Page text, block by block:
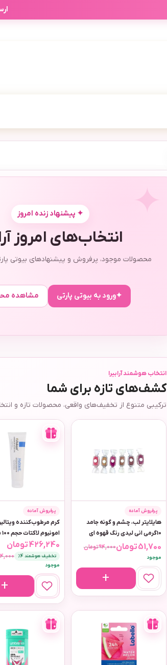
✦ پیشنهاد زنده امروز
انتخاب‌های امروز
محصولات موجود، پرفروش و پیشنهادهای بیوتی
✦ورود به بیوتی پارتی مشاهده
انتخاب هوشمند آرابیرا
کشف‌های تازه برای شما
ترکیبی متنوع از تخفیف‌های واقعی، محصولات تازه و
پرفروش آماده
هایلایتر لب، چشم و گونه جامد
10گرمی انی لیدی رنگ قهوه ای
94,000تومان 51,700تومان
موجود
پرفروش آماده
کرم مرطوب‌کننده
امونیوم لاکتات حجم 100 میلی‌لیتر
426,240تومان
تخفیف هوشمند 4٪
موجود